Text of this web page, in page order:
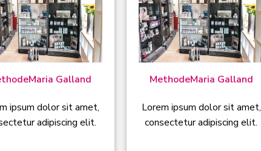
Maria Galland
ipsum dolor sit amet,
adipiscing elit.
MethodeMaria Galland
Lorem ipsum dolor sit amet,
consectetur adipiscing elit.